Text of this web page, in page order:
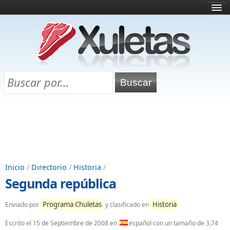
¿Qué es esto?
Directorio
Chuletas para exámenes
Inicio / Directorio / Historia /
Segunda república
Enviado por Programa Chuletas y clasificado en Historia
Escrito el 15 de Septiembre de 2008en español con un tamaño de 3,74